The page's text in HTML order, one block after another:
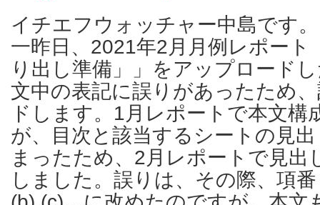
イチエフウォッチャー中島です。
一昨日、2021年2月月例レポート
り出し準備」」をアップロード
文中の表記に誤りがあったため
ドします。1月レポートで本文構
が、目次と該当するシートの見
まったため、2月レポートで見出
しました。誤りは、その際、項